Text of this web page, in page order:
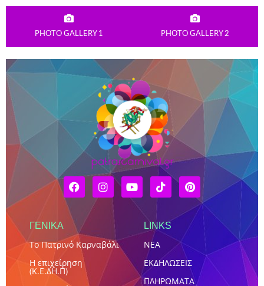
PHOTO GALLERY 1 PHOTO GALLERY 2
ΓΕΝΙΚΑ
Το Πατρινό Καρναβάλι
Η επιχείρηση
(Κ.Ε.ΔΗ.Π)
LINKS
NEA
ΕΚΔΗΛΩΣΕΙΣ
ΠΛΗΡΩΜΑΤΑ